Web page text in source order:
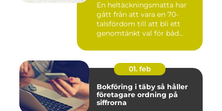
En heltäckningsmatta har
gått från att vara en 70-
talsfördom till att bli ett
genomtänkt val för båd...
01. feb
Bokföring i täby så håller
företagare ordning på
siffrorna